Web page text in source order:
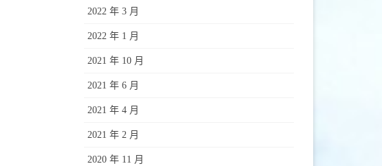
2022 年 3 月
2022 年 1 月
2021 年 10 月
2021 年 6 月
2021 年 4 月
2021 年 2 月
2020 年 11 月